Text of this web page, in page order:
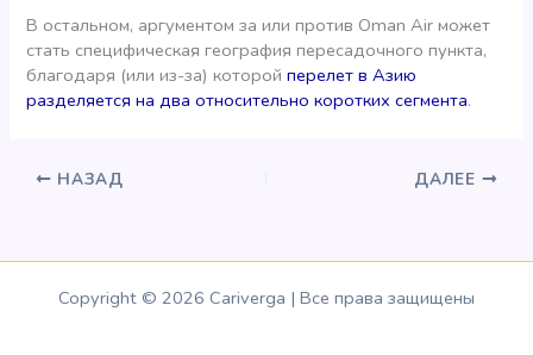
В остальном, аргументом за или против Oman Air может
стать специфическая география пересадочного пункта,
благодаря (или из-за) которойперелет в Азию
разделяется на два относительно коротких сегмента.
НАЗАД ДАЛЕЕ
Copyright © 2026 Cariverga | Все права защищены